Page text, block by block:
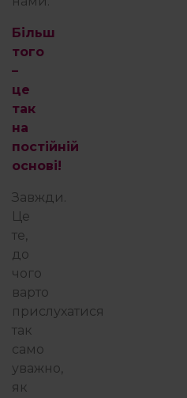
Більш
того
–
це
так
на
постійній
основі!
Завжди.
Це
те,
до
чого
варто
прислухатися
так
само
уважно,
як